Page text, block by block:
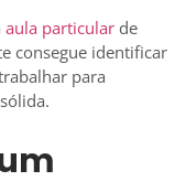
aula particular de
consegue identificar
para